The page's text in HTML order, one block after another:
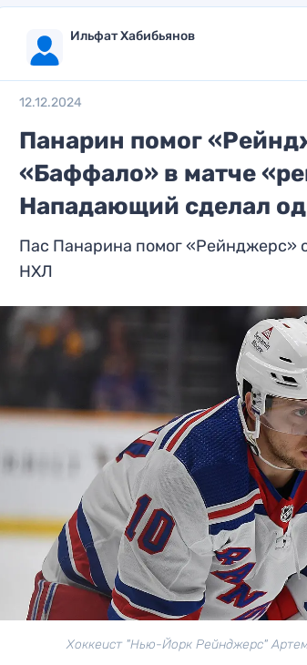
Ильфат Хабибьянов
12.12.2024
Панарин помог
«Баффало» в матче
Нападающий сделал
Пас Панарина помог «Рейнджерс»
НХЛ
Хоккеист "Нью-Йорк Рейнджерс"